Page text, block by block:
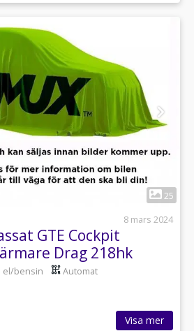
25
8 mars 2024
GTE Cockpit
Drag 218hk
el/bensin Automat
Visa mer